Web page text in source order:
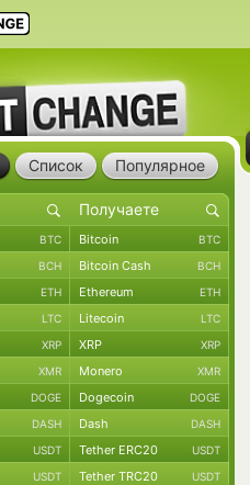
Список Популярное
BTC Bitcoin BTC
BCH Bitcoin Cash BCH
ETH Ethereum ETH
LTC Litecoin LTC
XRP XRP XRP
XMR Monero XMR
DOGE Dogecoin DOGE
DASH Dash DASH
USDT Tether ERC20 USDT
USDT Tether TRC20 USDT